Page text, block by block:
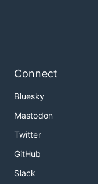
Connect
Bluesky
Mastodon
Twitter
GitHub
Slack